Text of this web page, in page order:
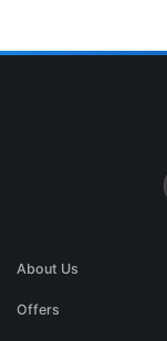
About Us
Offers